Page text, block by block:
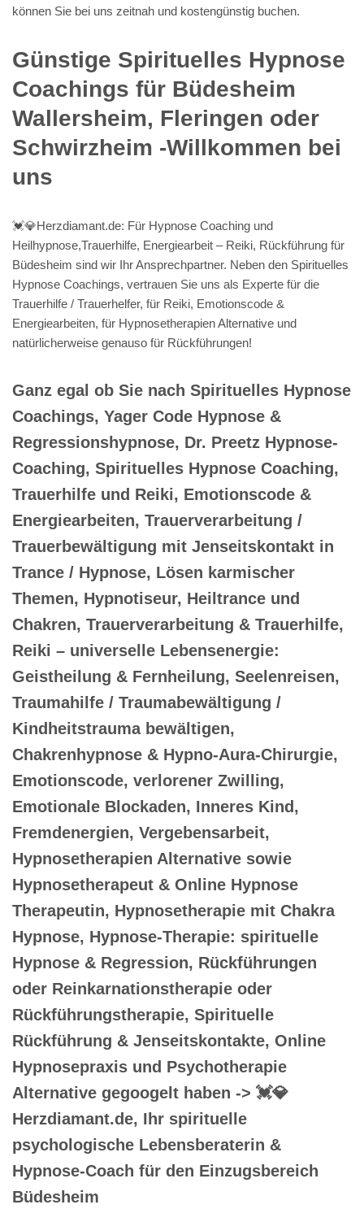
können Sie bei uns zeitnah und kostengünstig buchen.
Günstige Spirituelles Hypnose
Coachings für Büdesheim
Wallersheim, Fleringen oder
Schwirzheim -Willkommen bei
uns
💓️💎Herzdiamant.de: Für Hypnose Coaching und
Heilhypnose,Trauerhilfe, Energiearbeit – Reiki, Rückführung für
Büdesheim sind wir Ihr Ansprechpartner. Neben den Spirituelles
Hypnose Coachings, vertrauen Sie uns als Experte für die
Trauerhilfe / Trauerhelfer, für Reiki, Emotionscode &
Energiearbeiten, für Hypnosetherapien Alternative und
natürlicherweise genauso für Rückführungen!
Ganz egal ob Sie nach Spirituelles Hypnose
Coachings, Yager Code Hypnose &
Regressionshypnose, Dr. Preetz Hypnose-
Coaching, Spirituelles Hypnose Coaching,
Trauerhilfe und Reiki, Emotionscode &
Energiearbeiten, Trauerverarbeitung /
Trauerbewältigung mit Jenseitskontakt in
Trance / Hypnose, Lösen karmischer
Themen, Hypnotiseur, Heiltrance und
Chakren, Trauerverarbeitung & Trauerhilfe,
Reiki – universelle Lebensenergie:
Geistheilung & Fernheilung, Seelenreisen,
Traumahilfe / Traumabewältigung /
Kindheitstrauma bewältigen,
Chakrenhypnose & Hypno-Aura-Chirurgie,
Emotionscode, verlorener Zwilling,
Emotionale Blockaden, Inneres Kind,
Fremdenergien, Vergebensarbeit,
Hypnosetherapien Alternative sowie
Hypnosetherapeut & Online Hypnose
Therapeutin, Hypnosetherapie mit Chakra
Hypnose, Hypnose-Therapie: spirituelle
Hypnose & Regression, Rückführungen
oder Reinkarnationstherapie oder
Rückführungstherapie, Spirituelle
Rückführung & Jenseitskontakte, Online
Hypnosepraxis und Psychotherapie
Alternative gegoogelt haben -> 💓️💎
Herzdiamant.de, Ihr spirituelle
psychologische Lebensberaterin &
Hypnose-Coach für den Einzugsbereich
Büdesheim